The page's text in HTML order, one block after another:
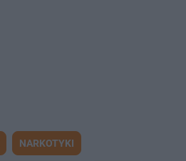
NARKOTYKI